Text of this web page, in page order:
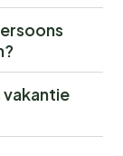
vakantie